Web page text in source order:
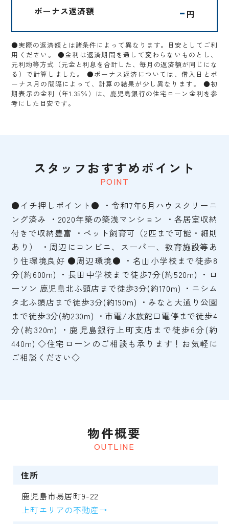
ボーナス返済額 - 円
●実際の返済額とは諸条件によって異なります。目安としてご利
用ください。 ●金利は返済期間を通して変わらないものとし、
元利均等方式（元金と利息を合計した、毎月の返済額が同じにな
る）で計算しました。 ●ボーナス返済については、借入日とボ
ーナス月の間隔によって、計算の結果が少し異なります。 ●初
期表示の金利（年1.35％）は、鹿児島銀行の住宅ローン金利を参
考にした目安です。
POINT
スタッフおすすめポイント
●イチ押しポイント● ・令和7年6月ハウスクリーニ
ング済み ・2020年築の築浅マンション ・各居室収納
付きで収納豊富 ・ペット飼育可（2匹まで可能・細則
あり） ・周辺にコンビニ、スーパー、教育施設等あ
り住環境良好 ●周辺環境● ・名山小学校まで徒歩8
分(約600m) ・長田中学校まで徒歩7分(約520m) ・ロ
ーソン 鹿児島北ふ頭店まで徒歩3分(約170m) ・ニシム
タ北ふ頭店まで徒歩3分(約190m) ・みなと大通り公園
まで徒歩3分(約230m) ・市電/水族館口電停まで徒歩4
分(約320m) ・鹿児島銀行上町支店まで徒歩6分(約
440m) ◇住宅ローンのご相談も承ります！お気軽に
ご相談ください◇
OUTLINE
物件概要
住所
鹿児島市易居町9-22
上町エリアの不動産→